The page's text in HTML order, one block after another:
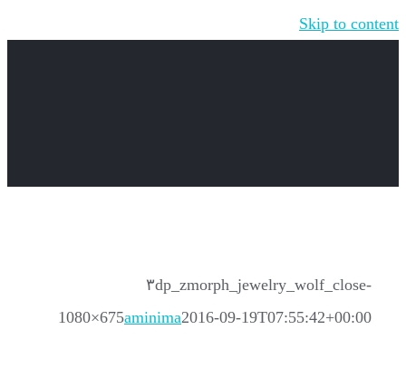
Skip to content
۳dp_zmorph_jewelry_wolf_close-
1080×675aminima2016-09-19T07:55:42+00:00